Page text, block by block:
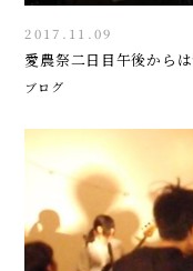
2017.11.09
愛農祭二日目午後から
ブログ